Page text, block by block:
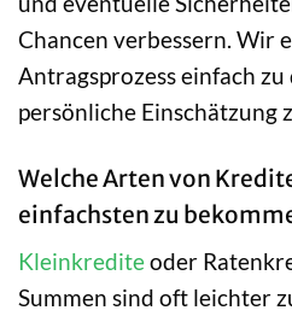
Chancen verbessern. Wir
Antragsprozess einfach
persönliche Einschätzung
Welche Arten von
einfachsten zu
Kleinkrediteoder
Summen sind oft leichter